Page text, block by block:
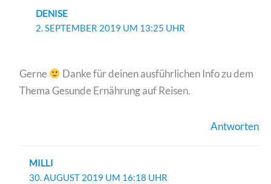
DENISE
2. SEPTEMBER 2019 UM 13:25 UHR
Gerne
Danke für deinen ausführlichen Info zu dem
Thema Gesunde Ernährung auf Reisen.
Antworten
MILLI
30. AUGUST 2019 UM 16:18 UHR